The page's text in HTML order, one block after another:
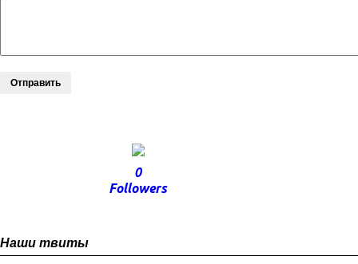
Отправить
0
Followers
Наши твиты